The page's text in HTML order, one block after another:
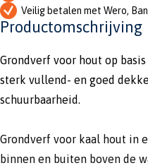
Veilig betalen met Wero,
Productomschrijving
Grondverf voor hout op basis
sterk vullend- en goed
schuurbaarheid.
Grondverf voor kaal hout in
binnen en buiten boven de